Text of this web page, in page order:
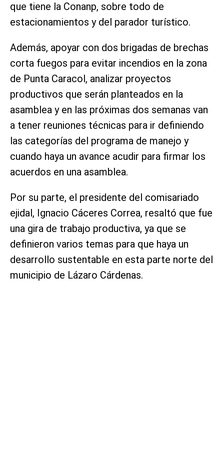
que tiene la Conanp, sobre todo de
estacionamientos y del parador turístico.
Además, apoyar con dos brigadas de brechas
corta fuegos para evitar incendios en la zona
de Punta Caracol, analizar proyectos
productivos que serán planteados en la
asamblea y en las próximas dos semanas van
a tener reuniones técnicas para ir definiendo
las categorías del programa de manejo y
cuando haya un avance acudir para firmar los
acuerdos en una asamblea.
Por su parte, el presidente del comisariado
ejidal, Ignacio Cáceres Correa, resaltó que fue
una gira de trabajo productiva, ya que se
definieron varios temas para que haya un
desarrollo sustentable en esta parte norte del
municipio de Lázaro Cárdenas.